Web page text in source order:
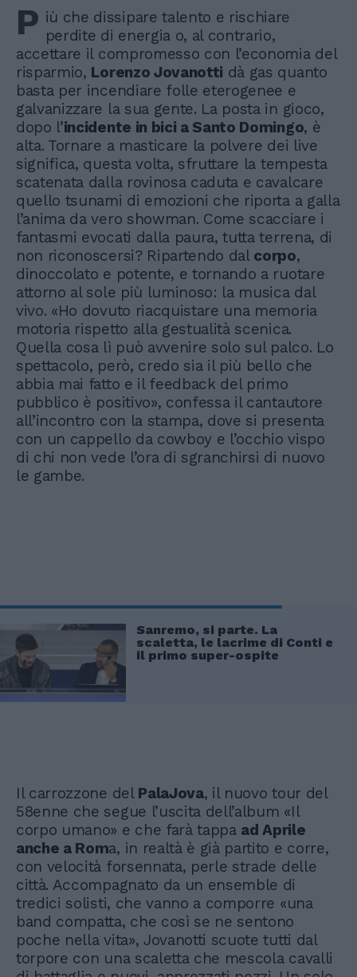
P iù che dissipare talento e rischiare
perdite di energia o, al contrario,
accettare il compromesso con l’economia del
risparmio, Lorenzo Jovanotti dà gas quanto
basta per incendiare folle eterogenee e
galvanizzare la sua gente. La posta in gioco,
dopo l’incidente in bici a Santo Domingo, è
alta. Tornare a masticare la polvere dei live
significa, questa volta, sfruttare la tempesta
scatenata dalla rovinosa caduta e cavalcare
quello tsunami di emozioni che riporta a galla
l’anima da vero showman. Come scacciare i
fantasmi evocati dalla paura, tutta terrena, di
non riconoscersi? Ripartendo dal corpo,
dinoccolato e potente, e tornando a ruotare
attorno al sole più luminoso: la musica dal
vivo. «Ho dovuto riacquistare una memoria
motoria rispetto alla gestualità scenica.
Quella cosa lì può avvenire solo sul palco. Lo
spettacolo, però, credo sia il più bello che
abbia mai fatto e il feedback del primo
pubblico è positivo», confessa il cantautore
all’incontro con la stampa, dove si presenta
con un cappello da cowboy e l’occhio vispo
di chi non vede l’ora di sgranchirsi di nuovo
le gambe.
Sanremo, si parte. La
scaletta, le lacrime di Conti e
il primo super-ospite
Il carrozzone del PalaJova, il nuovo tour del
58enne che segue l’uscita dell’album «Il
corpo umano» e che farà tappa ad Aprile
anche a Roma, in realtà è già partito e corre,
con velocità forsennata, perle strade delle
città. Accompagnato da un ensemble di
tredici solisti, che vanno a comporre «una
band compatta, che così se ne sentono
poche nella vita», Jovanotti scuote tutti dal
torpore con una scaletta che mescola cavalli